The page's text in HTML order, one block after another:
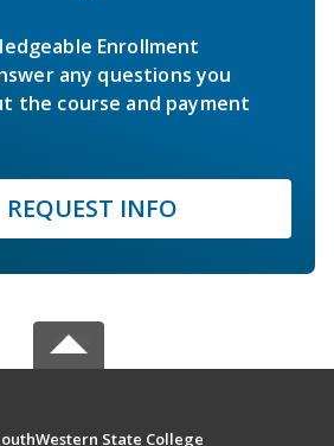
Enrollment
any questions you
the course and payment
REQUEST INFO
State College